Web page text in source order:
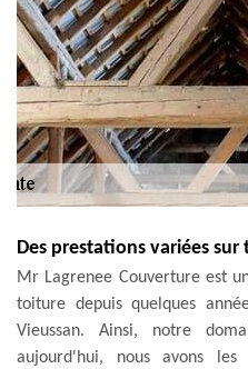
Des prestations variées
Mr Lagrenee Couverture est
toiture depuis quelques
Vieussan. Ainsi, notre
aujourd'hui, nous avons les